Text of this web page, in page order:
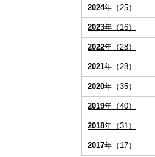
2024年（25）
2023年（16）
2022年（28）
2021年（28）
2020年（35）
2019年（40）
2018年（31）
2017年（17）